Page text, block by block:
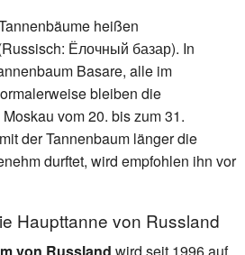
heißen
Ёлочный базар). In
Basare, alle im
bleiben die
vom 20. bis zum 31.
der Tannenbaum länger die
durftet, wird empfohlen ihn vor
Haupttanne von Russland
von Russland wird seit 1996 auf